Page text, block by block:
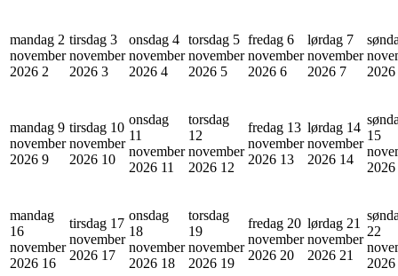
mandag 2
november
2026 2
tirsdag 3
november
2026 3
onsdag 4
november
2026 4
torsdag 5
november
2026 5
fredag 6
november
2026 6
lørdag 7
november
2026 7
2026
mandag 9
november
2026 9
tirsdag 10
november
2026 10
onsdag
11
november
2026 11
torsdag
12
november
2026 12
fredag 13
november
2026 13
lørdag 14
november
2026 14
15
2026
mandag
16
november
2026 16
tirsdag 17
november
2026 17
onsdag
18
november
2026 18
torsdag
19
november
2026 19
fredag 20
november
2026 20
lørdag 21
november
2026 21
22
2026